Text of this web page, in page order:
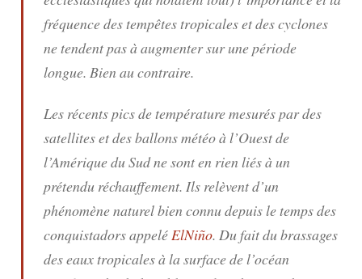
fréquence des tempêtes tropicales et des cyclones
ne tendent pas à augmenter sur une période
longue. Bien au contraire.
Les récents pics de température mesurés par des
satellites et des ballons météo à l’Ouest de
l’Amérique du Sud ne sont en rien liés à un
prétendu réchauffement. Ils relèvent d’un
phénomène naturel bien connu depuis le temps des
conquistadors appelé ElNiño. Du fait du brassages
des eaux tropicales à la surface de l’océan